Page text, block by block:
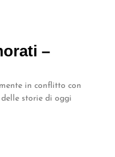
–
in conflitto con
storie di oggi